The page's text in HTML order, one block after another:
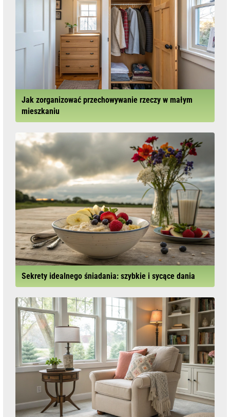
Jak zorganizować przechowywanie rzeczy w małym
mieszkaniu
Sekrety idealnego śniadania: szybkie i sycące dania